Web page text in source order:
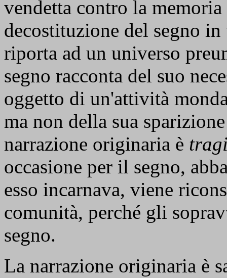
vendetta contro la
decostituzione del segno
riporta ad un universo
segno racconta del suo
oggetto di un'attività
ma non della sua
narrazione originaria è
occasione per il segno,
esso incarnava, viene
comunità, perché gli
segno.
La narrazione originaria è